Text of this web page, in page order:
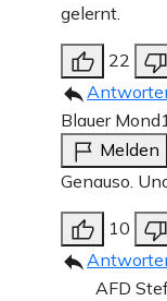
gelernt.
22
Blauer Mond
Melden
Genauso.
10
AFD